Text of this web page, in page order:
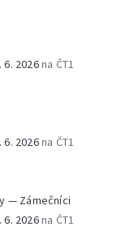
6. 2026na ČT1
6. 2026na ČT1
— Zámečníci
6. 2026na ČT1